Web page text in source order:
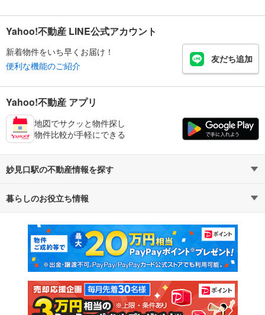
Yahoo!不動産 LINE公式アカウント
新着物件をいち早くお届け！
便利な機能のご紹介
友だち追加
Yahoo!不動産 アプリ
地図でサクッと物件探し
物件比較が手軽にできる
妙見口駅の不動産情報を探す
不動産・住宅
新築マンション 中古マンション
新築一戸建て 中古一戸建て
注文住宅 土地
暮らしのお役立ち情報
マンションカタログ 教えて！住まいの先生